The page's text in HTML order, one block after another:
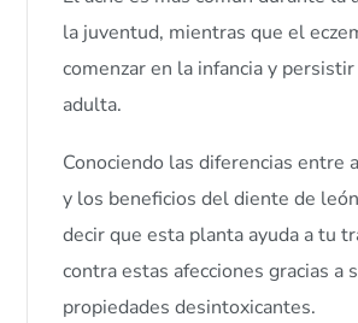
la juventud, mientras que el
comenzar en la infancia y
adulta.
Conociendo las diferencias entre
y los beneficios del diente de
decir que esta planta ayuda a tu
contra estas afecciones gracias a
propiedades desintoxicantes.